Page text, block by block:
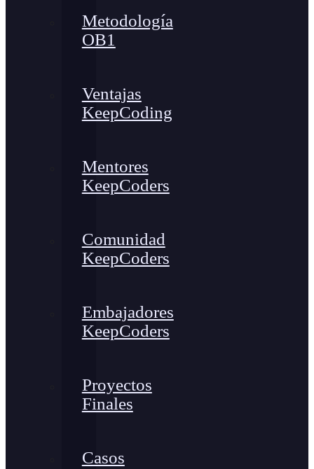
Metodología
OB1
Ventajas
KeepCoding
Mentores
KeepCoders
Comunidad
KeepCoders
Embajadores
KeepCoders
Proyectos
Finales
Casos